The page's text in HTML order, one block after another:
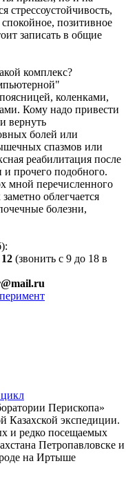
стрессоустойчивость,
позитивное
записать в общие
комплекс?
коленками,
Кому надо привести
вернуть
болей или
спазмов или
реабилитация после
и прочего подобного.
мной перечисленного
облегчается
болезни,
(звонить с 9 до 18 в
Перископа»
Казахской экспедиции.
и редко посещаемых
Петропавловске и
на Иртыше